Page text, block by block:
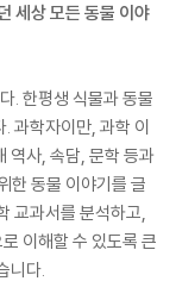
세상 모든 동물 이야
. 한평생 식물과 동물
과학자이만, 과학 이
역사, 속담, 문학 등과
한 동물 이야기를 글
교과서를 분석하고,
이해할 수 있도록 큰
니다.